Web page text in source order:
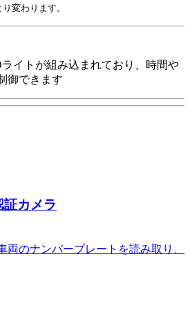
変わります。
イトが組み込まれており、時間や
御できます
カメラ
両のナンバープレートを読み取り、